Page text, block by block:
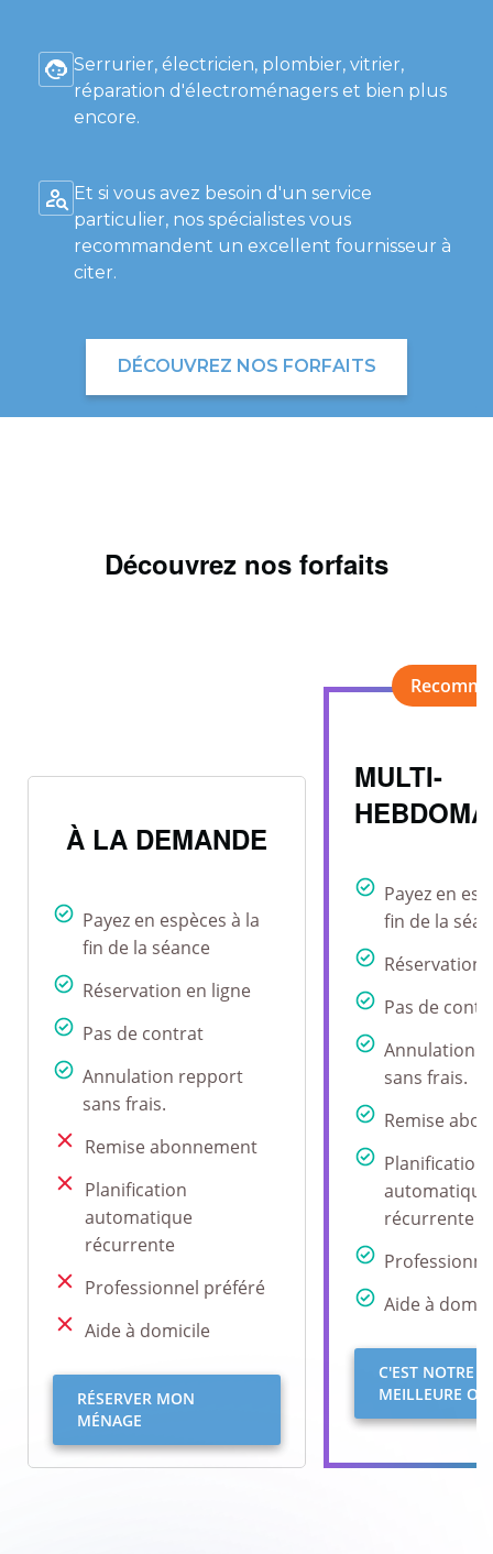
Serrurier, électricien, plombier, vitrier,
réparation d'électroménagers et bien plus
encore.
Et si vous avez besoin d'un service
particulier, nos spécialistes vous
recommandent un excellent fournisseur à
citer.
DÉCOUVREZ NOS FORFAITS
Découvrez nos forfaits
MULTI-
Payez en
fin de la
Réservation
Pas de
Annulation
sans frais.
Remise
Planification
automatique
récurrente
Aide à
C'EST NOTRE
MEILLEURE
À LA DEMANDE
Payez en espèces à la
fin de la séance
Réservation en ligne
Pas de contrat
Annulation repport
sans frais.
Remise abonnement
Planification
automatique
récurrente
Professionnel préféré
Aide à domicile
RÉSERVER MON
MÉNAGE